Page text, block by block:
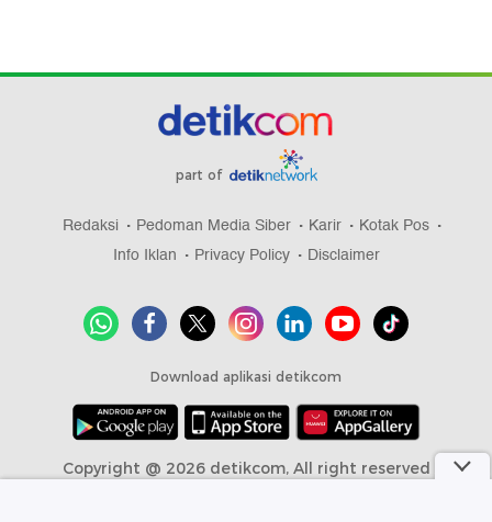
part of
Redaksi Pedoman Media Siber Karir
Kotak Pos
Info Iklan
Privacy Policy Disclaimer
Download aplikasi detikcom
Copyright @ 2026 detikcom, All right reserved